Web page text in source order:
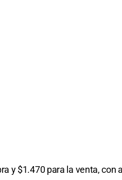
y $1.470 para la venta, con